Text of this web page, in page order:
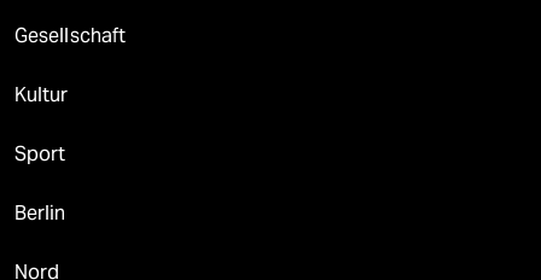
Gesellschaft
Kultur
Sport
Berlin
Nord